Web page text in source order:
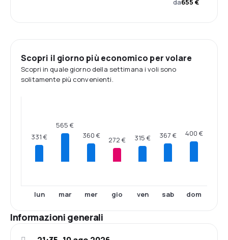
da655 €
Scopri il giorno più economico per volare
Scopri in quale giorno della settimana i voli sono
solitamente più convenienti.
331 €
lun
565 €
mar
360 €
mer
272 €
gio
315 €
ven
367 €
sab
400 €
dom
Informazioni generali